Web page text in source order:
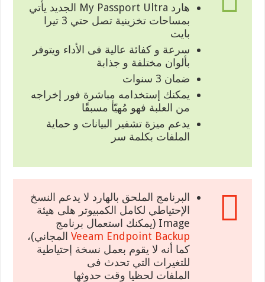
هارد My Passport Ultra الجديد يأتي
بمساحات تخزينية تصل حتي 3 تيرا
بايت
سرعة و كفائة عالية فى الأداء ويتوفر
بألوان مختلفة و جذابة
ضمان 3 سنوات
يمكنك إستخدامه مباشرة فور إخراجه
من العلبة فهو مُهيّأ مسبقًا
يدعم ميزة تشفير البيانات و حماية
الملفات بكلمة سر
البرنامج الملحق بالهارد لا يدعم النسخ
الإحتياطي لكامل الكمبيوتر هلى هيئة
Image (يمكنك استعمال برنامج
Veeam Endpoint Backup المجاني)،
كما أنه لا يقوم بعمل نسخة إحتياطية
للتغيرات التي تحدث فى
الملفات لحظيا وقت حدوثها